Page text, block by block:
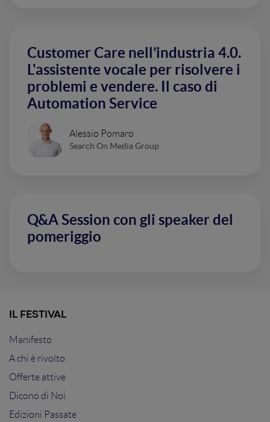
Customer Care nell’industria 4.0.
L'assistente vocale per risolvere i
problemi e vendere. Il caso di
Automation Service
Alessio Pomaro
Search On Media Group
Q&A Session con gli speaker del
pomeriggio
IL FESTIVAL
Manifesto
A chi è rivolto
Offerte attive
Dicono di Noi
Edizioni Passate